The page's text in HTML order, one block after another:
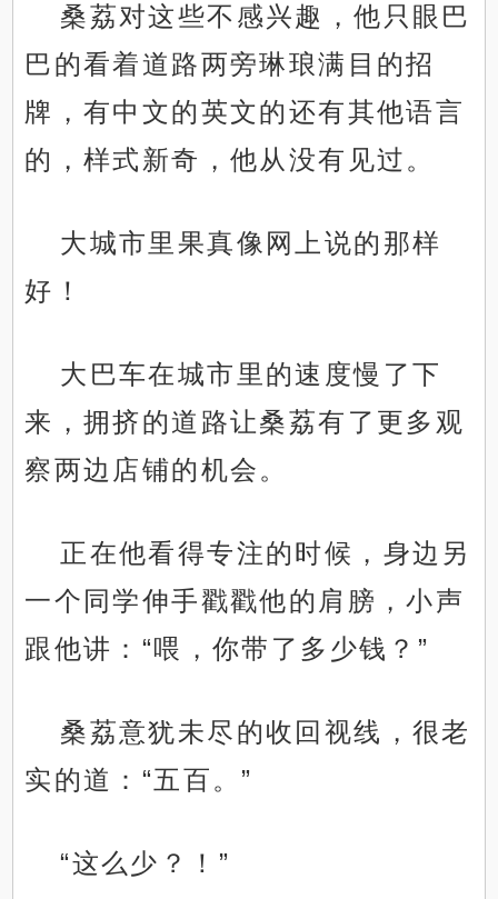
桑荔对这些不感兴趣，他只眼巴
巴的看着道路两旁琳琅满目的招
牌，有中文的英文的还有其他语言
的，样式新奇，他从没有见过。
大城市里果真像网上说的那样
好！
大巴车在城市里的速度慢了下
来，拥挤的道路让桑荔有了更多观
察两边店铺的机会。
正在他看得专注的时候，身边另
一个同学伸手戳戳他的肩膀，小声
跟他讲：“喂，你带了多少钱？”
桑荔意犹未尽的收回视线，很老
实的道：“五百。”
“这么少？！”